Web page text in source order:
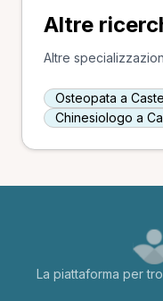
Altre
Altre
Osteopata a
Chinesiologo a
La piattaforma per